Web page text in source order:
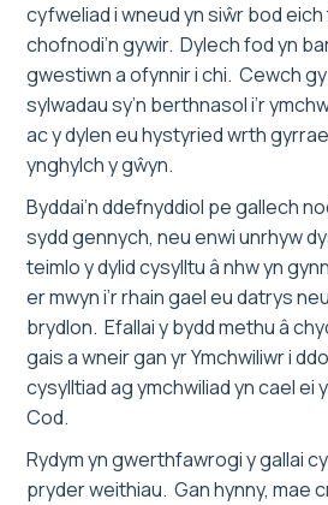
cyfweliad i wneud yn siŵr bod
chofnodi’n gywir. Dylech fod yn
gwestiwn a ofynnir i chi. Cewch
sylwadau sy’n berthnasol i’r
ac y dylen eu hystyried wrth
ynghylch y gŵyn.
Byddai’n ddefnyddiol pe gallech
sydd gennych, neu enwi unrhyw
teimlo y dylid cysylltu â nhw yn
er mwyn i’r rhain gael eu datrys
brydlon. Efallai y bydd methu â
gais a wneir gan yr Ymchwiliwr i
cysylltiad ag ymchwiliad yn cael ei
Cod.
Rydym yn gwerthfawrogi y gallai
pryder weithiau. Gan hynny, mae